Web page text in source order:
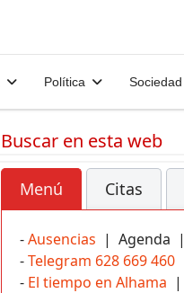
Política Sociedad
Buscar en esta web
Menú Citas
-Ausencias | Agenda |
-Telegram 628 669 460
- El tiempo en Alhama |